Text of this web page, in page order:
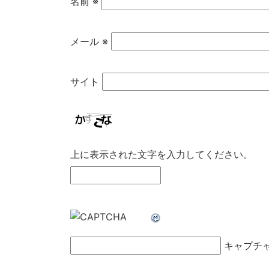
メール ※
サイト
上に表示された文字を入力してください。
キャプチ